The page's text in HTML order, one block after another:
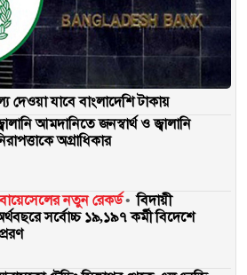
দেওয়া যাবে বাংলাদেশি টাকায়
আমদানিতে জনস্বার্থ ও জ্বালানি
অগ্রাধিকার
নতুন রেকর্ড
বিদায়ী
সর্বোচ্চ ১৯,১৯৭ কর্মী বিদেশে